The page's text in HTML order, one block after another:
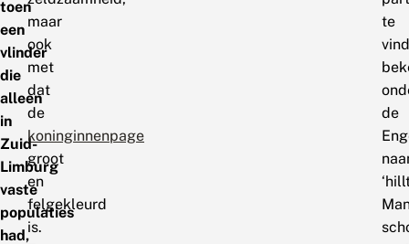
toen
een
vlinder
die
alleen
in
Zuid-
Limburg
vaste
populaties
had,
maar
ook
met
dat
de
koninginnenpage
groot
en
felgekleurd
is.
te
de